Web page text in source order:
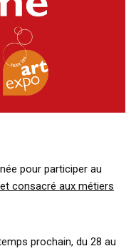
pour participer au
consacré aux métiers
prochain, du 28 au